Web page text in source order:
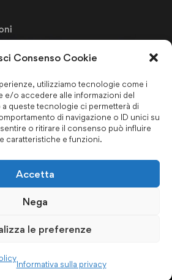
Consenso Cookie
utilizziamo tecnologie come i
e/o accedere alle informazioni del
queste tecnologie ci permetterà di
di navigazione o ID unici su
o ritirare il consenso può influire
caratteristiche e funzioni.
Accetta
Nega
le preferenze
Informativa sulla privacy
Policy–Codice Etico